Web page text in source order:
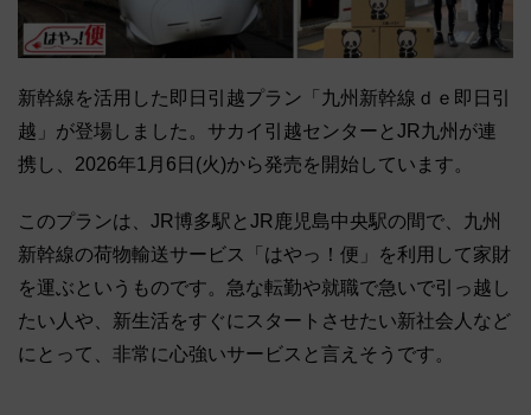
新幹線を活用した即日引越プラン「九州新幹線ｄｅ即日引
越」が登場しました。サカイ引越センターとJR九州が連
携し、2026年1月6日(火)から発売を開始しています。
このプランは、JR博多駅とJR鹿児島中央駅の間で、九州
新幹線の荷物輸送サービス「はやっ！便」を利用して家財
を運ぶというものです。急な転勤や就職で急いで引っ越し
たい人や、新生活をすぐにスタートさせたい新社会人など
にとって、非常に心強いサービスと言えそうです。